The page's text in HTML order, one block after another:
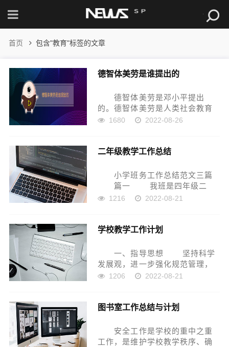
首页 包含"教育"标签的文章
德智体美劳是谁提出的
德智体美劳是邓小平提出
的。德智体美劳是人类社会教育
的根本，以前的教育注重一个德
求教育要帮助学生树立正确的人
体力...
1680 2022-08-26
二年级教学工作总结
小学班务工作总结范文三篇
篇一 我班是四年级二
班，有76人，学生年龄在10—12
在师生的共同努力下，我班圆满
1216 2022-08-21
学校教学工作计划
一、指导思想 坚持科学
发展观，进一步强化规范管理，
加大对教育法规的学习、执行力
生生命成长奠基，为教师终身成
1206 2022-08-21
图书室工作总结与计划
安全工作是学校的重中之重
工作，是维护学校教学秩序、确